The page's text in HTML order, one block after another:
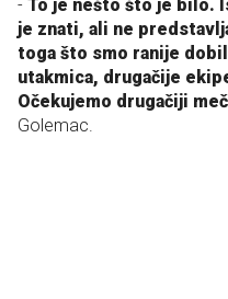
- To je nešto što je bilo.
je znati, ali ne
toga što smo ranije
utakmica, drugačije
Očekujemo drugačiji
Golemac.